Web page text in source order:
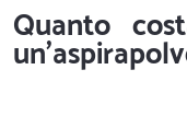
Quanto